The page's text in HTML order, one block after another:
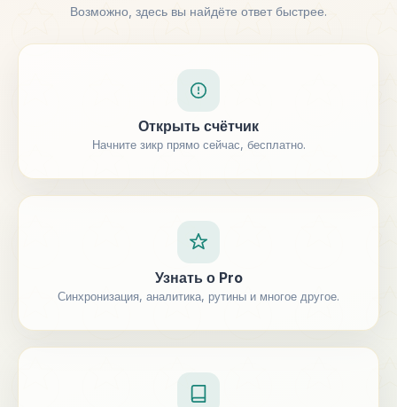
Возможно, здесь вы найдёте ответ быстрее.
Открыть счётчик
Начните зикр прямо сейчас, бесплатно.
Узнать о Pro
Синхронизация, аналитика, рутины и многое другое.